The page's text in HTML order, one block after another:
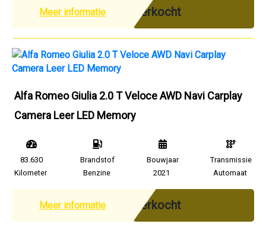
Meer informatie Verkocht
Alfa Romeo Giulia 2.0 T Veloce AWD Navi Carplay
Camera Leer LED Memory
83.630
Kilometer
Brandstof
Benzine
Bouwjaar
2021
Transmissie
Automaat
Meer informatie Verkocht